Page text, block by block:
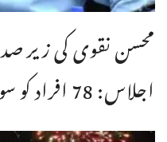
محسن نقوی کی زیر
اجلاس: 78 افراد کو سول ایوارڈز دینے ...